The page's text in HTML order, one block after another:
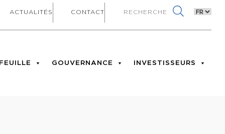
ACTUALITÉS CONTACT
GOUVERNANCE INVESTISSEURS